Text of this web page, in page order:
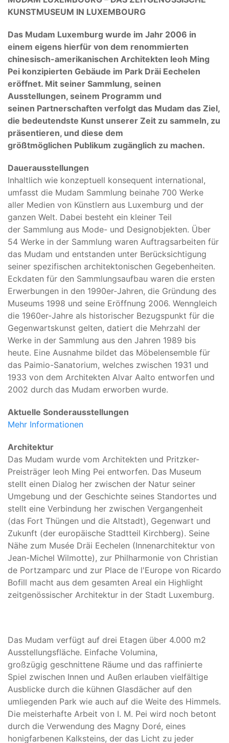
KUNSTMUSEUM IN LUXEMBOURG
Das Mudam Luxemburg wurde im Jahr 2006 in
einem eigens hierfür von dem renommierten
chinesisch-amerikanischen Architekten Ieoh Ming
Pei konzipierten Gebäude im Park Dräi Eechelen
eröffnet. Mit seiner Sammlung, seinen
Ausstellungen, seinem Programm und
seinen Partnerschaften verfolgt das Mudam das Ziel,
die bedeutendste Kunst unserer Zeit zu sammeln, zu
präsentieren, und diese dem
größtmöglichen Publikum zugänglich zu machen.
Dauerausstellungen
Inhaltlich wie konzeptuell konsequent international,
umfasst die Mudam Sammlung beinahe 700 Werke
aller Medien von Künstlern aus Luxemburg und der
ganzen Welt. Dabei besteht ein kleiner Teil
der Sammlung aus Mode- und Designobjekten. Über
54 Werke in der Sammlung waren Auftragsarbeiten für
das Mudam und entstanden unter Berücksichtigung
seiner spezifischen architektonischen Gegebenheiten.
Eckdaten für den Sammlungsaufbau waren die ersten
Erwerbungen in den 1990er-Jahren, die Gründung des
Museums 1998 und seine Eröffnung 2006. Wenngleich
die 1960er-Jahre als historischer Bezugspunkt für die
Gegenwartskunst gelten, datiert die Mehrzahl der
Werke in der Sammlung aus den Jahren 1989 bis
heute. Eine Ausnahme bildet das Möbelensemble für
das Paimio-Sanatorium, welches zwischen 1931 und
1933 von dem Architekten Alvar Aalto entworfen und
2002 durch das Mudam erworben wurde.
Aktuelle Sonderausstellungen
Mehr Informationen
Architektur
Das Mudam wurde vom Architekten und Pritzker-
Preisträger Ieoh Ming Pei entworfen. Das Museum
stellt einen Dialog her zwischen der Natur seiner
Umgebung und der Geschichte seines Standortes und
stellt eine Verbindung her zwischen Vergangenheit
(das Fort Thüngen und die Altstadt), Gegenwart und
Zukunft (der europäische Stadtteil Kirchberg). Seine
Nähe zum Musée Dräi Eechelen (Innenarchitektur von
Jean-Michel Wilmotte), zur Philharmonie von Christian
de Portzamparc und zur Place de l'Europe von Ricardo
Bofill macht aus dem gesamten Areal ein Highlight
zeitgenössischer Architektur in der Stadt Luxemburg.
Das Mudam verfügt auf drei Etagen über 4.000 m2
Ausstellungsfläche. Einfache Volumina,
großzügig geschnittene Räume und das raffinierte
Spiel zwischen Innen und Außen erlauben vielfältige
Ausblicke durch die kühnen Glasdächer auf den
umliegenden Park wie auch auf die Weite des Himmels.
Die meisterhafte Arbeit von I. M. Pei wird noch betont
durch die Verwendung des Magny Doré, eines
honigfarbenen Kalksteins, der das Licht zu jeder